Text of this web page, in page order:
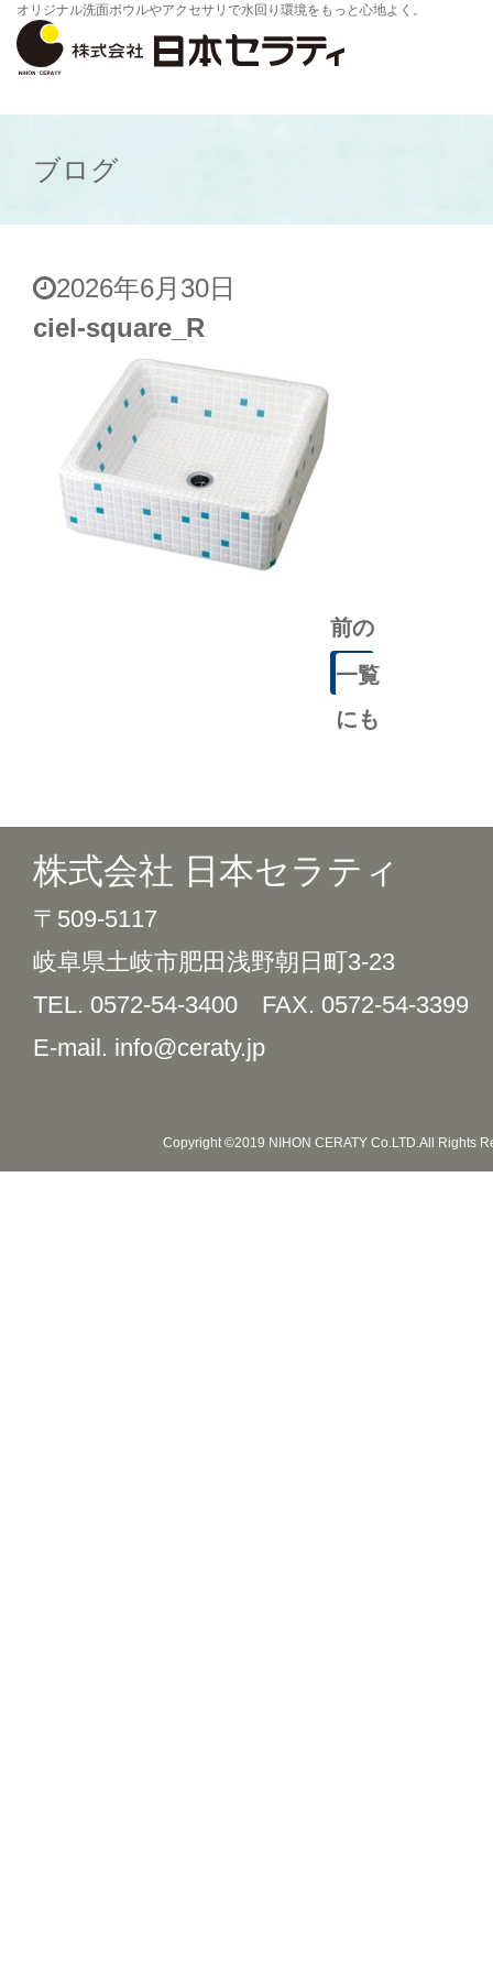
オリジナル洗面ボウルやアクセサリで水回り環境をもっと心地よく。
ブログ
2026年6月30日
ciel-square_R
前の
記事
一覧
にも
株式会社 日本セラティ
〒509-5117
岐阜県土岐市肥田浅野朝日町3-23
TEL. 0572-54-3400 FAX. 0572-54-3399
E-mail. info@ceraty.jp
Copyright ©2019 NIHON CERATY Co.LTD.All Rights